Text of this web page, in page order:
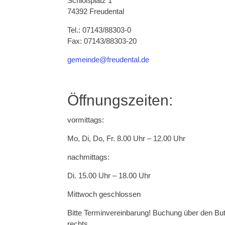
74392 Freudental
Tel.: 07143/88303-0
Fax: 07143/88303-20
gemeinde@freudental.de
Öffnungszeiten:
vormittags:
Mo, Di, Do, Fr. 8.00 Uhr – 12.00 Uhr
nachmittags:
Di. 15.00 Uhr – 18.00 Uhr
Mittwoch geschlossen
Bitte Terminvereinbarung! Buchung über den